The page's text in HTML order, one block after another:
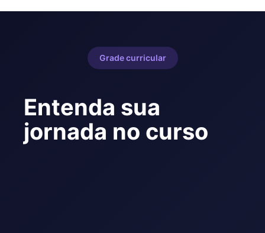
Grade curricular
Entenda sua
jornada no curso